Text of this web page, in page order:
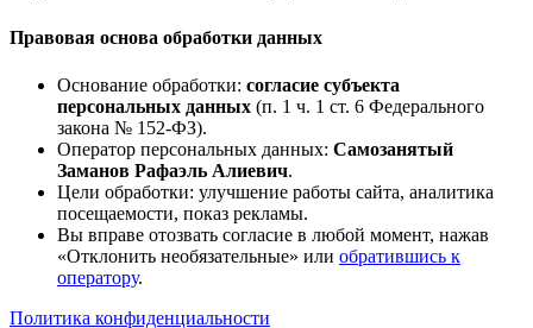
Правовая основа обработки данных
Основание обработки: согласие субъекта
персональных данных (п. 1 ч. 1 ст. 6 Федерального
закона № 152-ФЗ).
Оператор персональных данных: Самозанятый
Заманов Рафаэль Алиевич.
Цели обработки: улучшение работы сайта, аналитика
посещаемости, показ рекламы.
Вы вправе отозвать согласие в любой момент, нажав
«Отклонить необязательные» или обратившись к
оператору.
Политика конфиденциальности